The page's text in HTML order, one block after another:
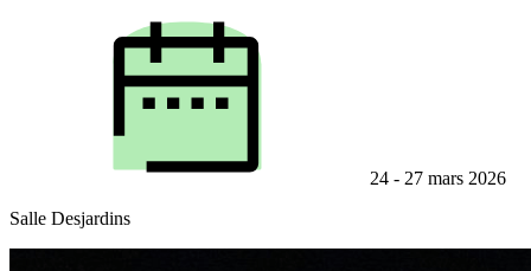
24 - 27 mars 2026
Salle Desjardins